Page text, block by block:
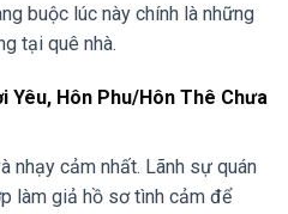
buộc lúc này chính là những
tại quê nhà.
Yêu, Hôn Phu/Hôn Thê Chưa
nhạy cảm nhất. Lãnh sự quán
làm giả hồ sơ tình cảm để